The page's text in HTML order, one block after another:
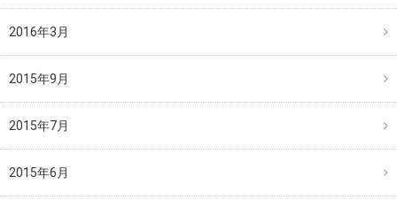
2016年3月
2015年9月
2015年7月
2015年6月